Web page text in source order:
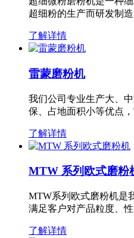
超细粉的生产而研发制
了解详情
雷蒙磨粉机
我们公司专业生产大、
保、占地面积小等优点
了解详情
MTW 系列欧式磨粉
MTW系列欧式磨粉机是
满足客户对产品粒度、
了解详情